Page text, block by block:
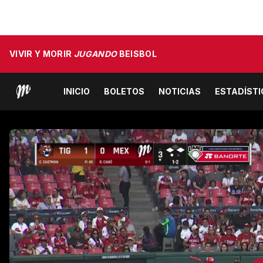
VIVIR Y MORIR JUGANDOBEISBOL
INICIO BOLETOS NOTICIAS